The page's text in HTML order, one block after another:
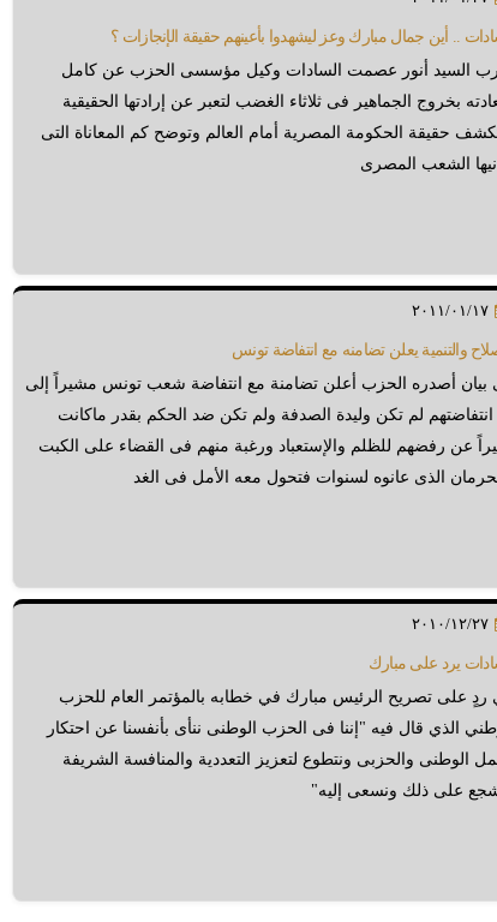
.. أين جمال مبارك وعز ليشهدوا بأعينهم حقيقة الإنجازات ؟
السيد أنور عصمت السادات وكيل مؤسسى الحزب عن كامل
بخروج الجماهير فى ثلاثاء الغضب لتعبر عن إرادتها الحقيقية
حقيقة الحكومة المصرية أمام العالم وتوضح كم المعاناة التى
الشعب المصرى
٢٠١١/٠١/١٧
والتنمية يعلن تضامنه مع انتفاضة تونس
بيان أصدره الحزب أعلن تضامنة مع انتفاضة شعب تونس مشيراً إلى
انتفاضتهم لم تكن وليدة الصدفة ولم تكن ضد الحكم بقدر ماكانت
عن رفضهم للظلم والإستعباد ورغبة منهم فى القضاء على الكبت
الذى عانوه لسنوات فتحول معه الأمل فى الغد
٢٠١٠/١٢/٢٧
يرد على مبارك
ردٍ على تصريح الرئيس مبارك في خطابه بالمؤتمر العام للحزب
الذي قال فيه "إننا فى الحزب الوطنى ننأى بأنفسنا عن احتكار
الوطنى والحزبى ونتطوع لتعزيز التعددية والمنافسة الشريفة
على ذلك ونسعى إليه"